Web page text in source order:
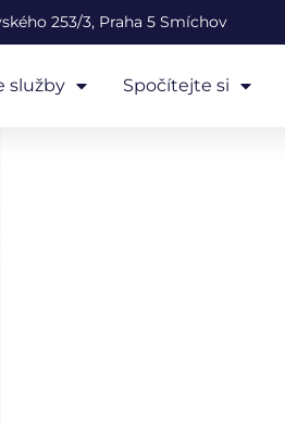
253/3, Praha 5 Smíchov
služby Spočítejte si